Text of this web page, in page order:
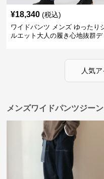
¥18,340 (税込)
ワイドパンツ メンズ ゆったり
ルエット大人の履き心地抜群デ
人気
メンズワイドパンツジー